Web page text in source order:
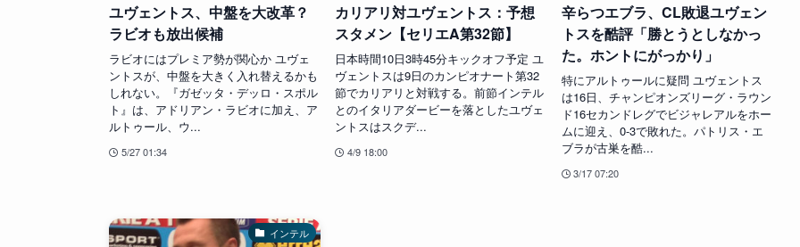
ユヴェントス、中盤を大改革？
ラビオも放出候補
ラビオにはプレミア勢が関心か ユヴェ
ントスが、中盤を大きく入れ替えるかも
しれない。『ガゼッタ・デッロ・スポル
ト』は、アドリアン・ラビオに加え、ア
ルトゥール、ウ...
5/27 01:34
カリアリ対ユヴェントス：予想
スタメン【セリエA第32節】
日本時間10日3時45分キックオフ予定 ユ
ヴェントスは9日のカンピオナート第32
節でカリアリと対戦する。前節インテル
とのイタリアダービーを落としたユヴェ
ントスはスクデ...
4/9 18:00
辛らつエブラ、CL敗退ユヴェン
トスを酷評「勝とうとしなかっ
た。ホントにがっかり」
特にアルトゥールに疑問 ユヴェントス
は16日、チャンピオンズリーグ・ラウン
ド16セカンドレグでビジャレアルをホー
ムに迎え、0-3で敗れた。パトリス・エ
ブラが古巣を酷...
3/17 07:20
インテル